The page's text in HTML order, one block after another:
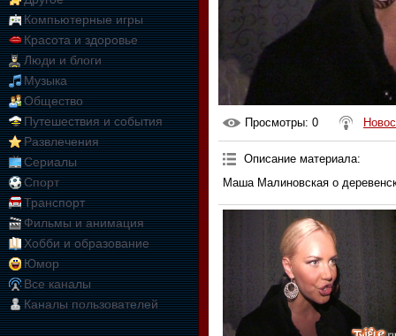
Компьютерные игры
Красота и здоровье
Люди и блоги
Музыка
Общество
Путешествия и события
Развлечения
Сериалы
Спорт
Транспорт
Фильмы и анимация
Хобби и образование
Юмор
Все каналы
Каналы пользователей
Просмотры: 0
Описание материала:
Маша Малиновская о